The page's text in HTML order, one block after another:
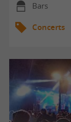
Bars
Concerts